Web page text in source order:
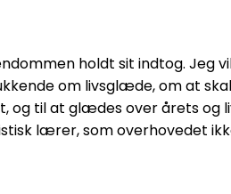
holdt sit indtog. Jeg
om livsglæde, om at
til at glædes over årets og
lærer, som overhovedet